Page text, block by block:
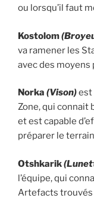
ou lorsqu’il faut
Kostolom
va ramener les
avec des
Norka (Vison)est
Zone, qui connait
et est capable
préparer le
Otshkarik
l’équipe, qui
Artefacts trouvés